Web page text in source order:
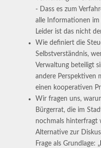
- Dass es zum
alle Informationen
Leider ist das nicht
Wie definiert die
Selbstverständnis,
Verwaltung beteiligt
andere Perspektiven
einen kooperativen
Wir fragen uns,
Bürgerrat, die im
nochmals hinterfragt
Alternative zur
Frage als Grundlage: „